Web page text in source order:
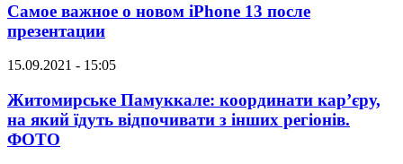
Самое важное о новом iPhone 13 после
презентации
15.09.2021 - 15:05
Житомирське Памуккале: координати кар’єру,
на який їдуть відпочивати з інших регіонів.
ФОТО